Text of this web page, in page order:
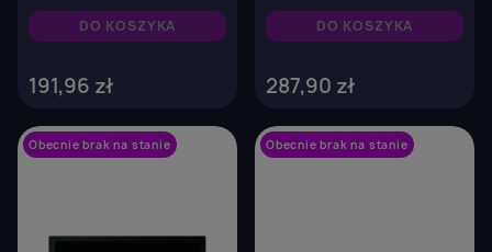
MB/s) 7mm
DO KOSZYKA
191,96 zł
7mm
DO KOSZYKA
287,90 zł
Obecnie brak na stanie Obecnie brak na stanie